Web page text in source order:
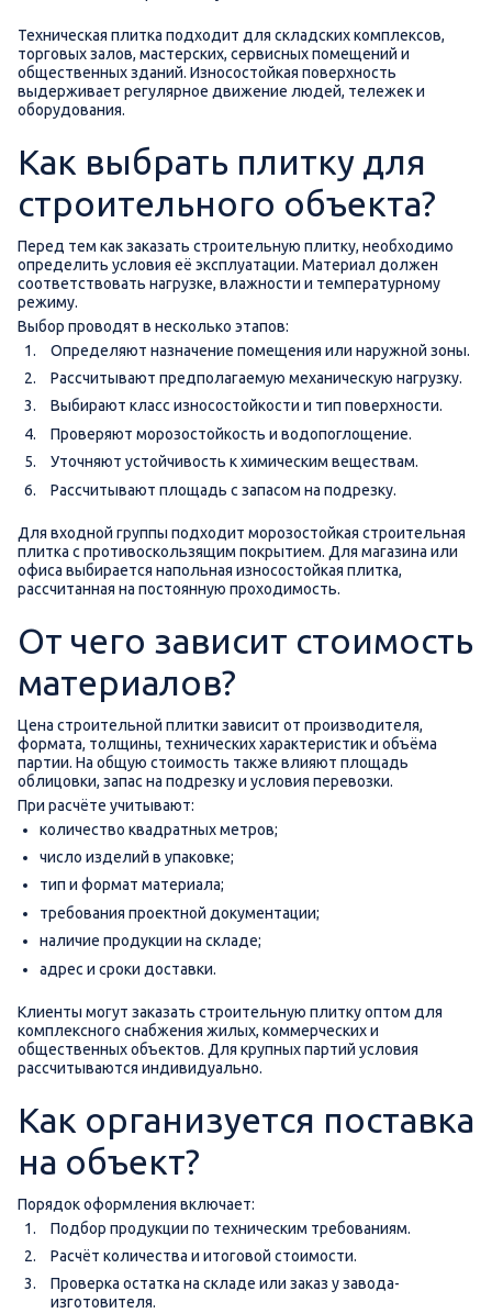
Техническая плитка подходит для складских комплексов,
торговых залов, мастерских, сервисных помещений и
общественных зданий. Износостойкая поверхность
выдерживает регулярное движение людей, тележек и
оборудования.
Как выбрать плитку для
строительного объекта?
Перед тем как заказать строительную плитку, необходимо
определить условия её эксплуатации. Материал должен
соответствовать нагрузке, влажности и температурному
режиму.
Выбор проводят в несколько этапов:
Определяют назначение помещения или наружной зоны.
Рассчитывают предполагаемую механическую нагрузку.
Выбирают класс износостойкости и тип поверхности.
Проверяют морозостойкость и водопоглощение.
Уточняют устойчивость к химическим веществам.
Рассчитывают площадь с запасом на подрезку.
Для входной группы подходит морозостойкая строительная
плитка с противоскользящим покрытием. Для магазина или
офиса выбирается напольная износостойкая плитка,
рассчитанная на постоянную проходимость.
От чего зависит стоимость
материалов?
Цена строительной плитки зависит от производителя,
формата, толщины, технических характеристик и объёма
партии. На общую стоимость также влияют площадь
облицовки, запас на подрезку и условия перевозки.
При расчёте учитывают:
количество квадратных метров;
число изделий в упаковке;
тип и формат материала;
требования проектной документации;
наличие продукции на складе;
адрес и сроки доставки.
Клиенты могут заказать строительную плитку оптом для
комплексного снабжения жилых, коммерческих и
общественных объектов. Для крупных партий условия
рассчитываются индивидуально.
Как организуется поставка
на объект?
Порядок оформления включает:
Подбор продукции по техническим требованиям.
Расчёт количества и итоговой стоимости.
Проверка остатка на складе или заказ у завода-
изготовителя.